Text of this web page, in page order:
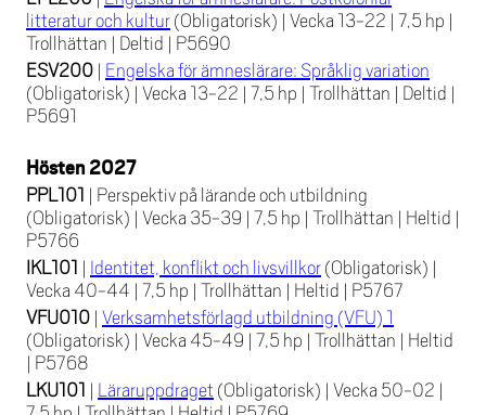
litteratur och kultur (Obligatorisk) | Vecka 13-22 | 7,5 hp |
Trollhättan | Deltid | P5690
ESV200 | Engelska för ämneslärare: Språklig variation
(Obligatorisk) | Vecka 13-22 | 7,5 hp | Trollhättan | Deltid |
P5691
Hösten 2027
PPL101 | Perspektiv på lärande och utbildning
(Obligatorisk) | Vecka 35-39 | 7,5 hp | Trollhättan | Heltid |
P5766
IKL101 | Identitet, konflikt och livsvillkor (Obligatorisk) |
Vecka 40-44 | 7,5 hp | Trollhättan | Heltid | P5767
VFU010 | Verksamhetsförlagd utbildning (VFU) 1
(Obligatorisk) | Vecka 45-49 | 7,5 hp | Trollhättan | Heltid
| P5768
LKU101 | Läraruppdraget (Obligatorisk) | Vecka 50-02 |